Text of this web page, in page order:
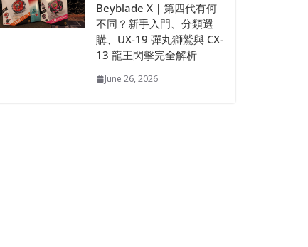
Beyblade X｜第四代有何
不同？新手入門、分類選
購、UX-19 彈丸獅鷲與 CX-
13 龍王閃擊完全解析
June 26, 2026